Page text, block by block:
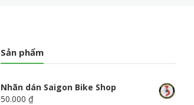
Sản phẩm
Nhãn dán Saigon Bike Shop
50.000 ₫